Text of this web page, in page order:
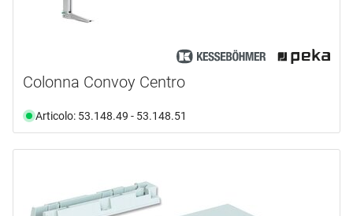
Colonna Convoy Centro
Articolo: 53.148.49 - 53.148.51